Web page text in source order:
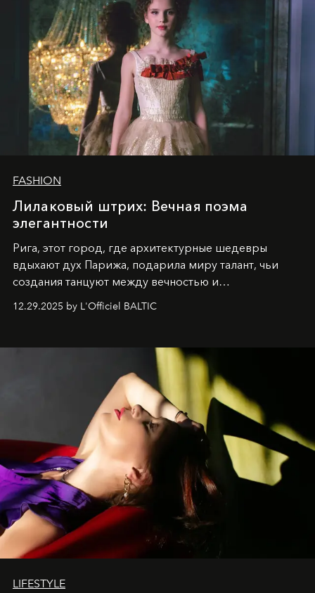
FASHION
Лилаковый штрих: Вечная поэма
элегантности
Рига, этот город, где архитектурные шедевры
вдыхают дух Парижа, подарила миру талант, чьи
создания танцуют между вечностью и
современностью.
12.29.2025 by L'Officiel BALTIC
LIFESTYLE